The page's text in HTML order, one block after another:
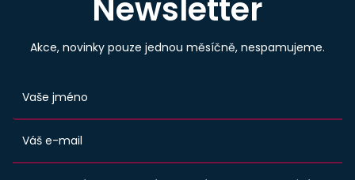
Newsletter
Akce, novinky pouze jednou měsíčně, nespamujeme.